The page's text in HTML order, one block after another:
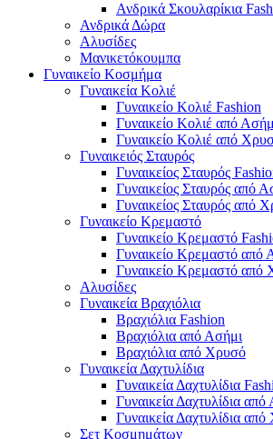
Ανδρικά Σκουλαρίκια
Ανδρικά Δώρα
Αλυσίδες
Μανικετόκουμπα
Γυναικείο Κοσμήμα
Γυναικεία Κολιέ
Γυναικείο Κολιέ Fashion
Γυναικείο Κολιέ από
Γυναικείο Κολιέ από
Γυναικειός Σταυρός
Γυναικείος Σταυρός
Γυναικείος Σταυρός από
Γυναικείος Σταυρός από
Γυναικείο Κρεμαστό
Γυναικείο Κρεμαστό
Γυναικείο Κρεμαστό από
Γυναικείο Κρεμαστό από
Αλυσίδες
Γυναικεία Βραχιόλια
Βραχιόλια Fashion
Βραχιόλια από Ασήμι
Βραχιόλια από Χρυσό
Γυναικεία Δαχτυλίδια
Γυναικεία Δαχτυλίδια
Γυναικεία Δαχτυλίδια από
Γυναικεία Δαχτυλίδια
Σετ Κοσμημάτων